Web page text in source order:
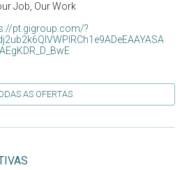
Job, Our Work
pt.gigroup.com/?
AEgKDR_D_BwE
AS OFERTAS